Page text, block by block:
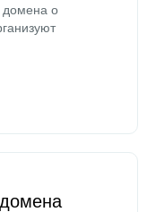
домена о